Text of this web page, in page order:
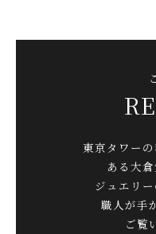
東京タワー
ある大
ジュエリ
職人が手
ご覧